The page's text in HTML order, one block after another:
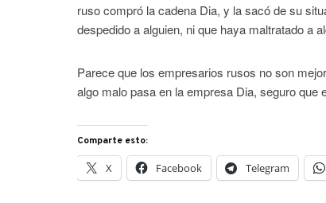
ruso compró la cadena Dia, y la sacó de su
despedido a alguien, ni que haya maltratado a
Parece que los empresarios rusos no son
algo malo pasa en la empresa Dia, seguro que
Comparte esto:
X Facebook Telegram